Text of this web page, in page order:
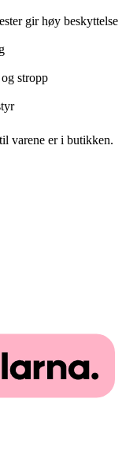
gir høy beskyttelse
stropp
varene er i butikken.